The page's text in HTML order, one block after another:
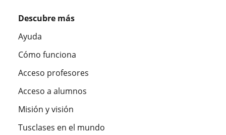
Descubre más
Ayuda
Cómo funciona
Acceso profesores
Acceso a alumnos
Misión y visión
Tusclases en el mundo